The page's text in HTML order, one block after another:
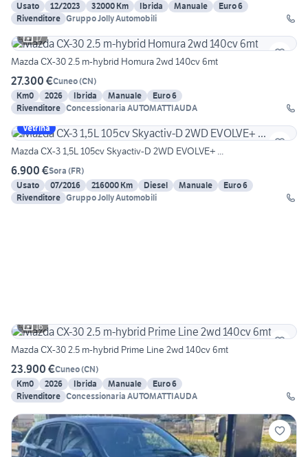
Usato
12/2023 32000 Km Ibrida Manuale
Euro 6
Rivenditore Gruppo Jolly Automobili
17
Mazda CX-30 2.5 m-hybrid Homura 2wd 140cv 6mt
27.300 €Cuneo(CN)
Km0
2026 Ibrida Manuale
Euro 6
Rivenditore Concessionaria AUTOMATTIAUDA
Vetrina
Mazda CX-3 1,5L 105cv Skyactiv-D 2WD EVOLVE+ ...
6.900 €Sora (FR)
Usato
07/2016 216000 Km Diesel Manuale
Euro 6
Rivenditore Gruppo Jolly Automobili
16
Mazda CX-30 2.5 m-hybrid Prime Line 2wd 140cv 6mt
23.900 €Cuneo(CN)
Km0
2026 Ibrida Manuale
Euro 6
Rivenditore Concessionaria AUTOMATTIAUDA